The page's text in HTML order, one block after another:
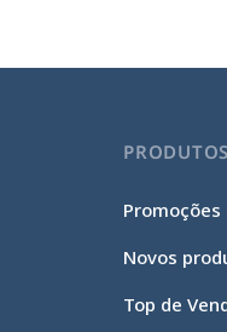
PRODUTOS
Novos
Top de